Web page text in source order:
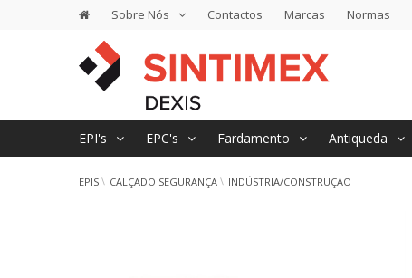
Sobre Nós Contactos Marcas Normas
EPI's EPC's Fardamento Antiqueda
EPIS CALÇADO SEGURANÇA INDÚSTRIA/CONSTRUÇÃO